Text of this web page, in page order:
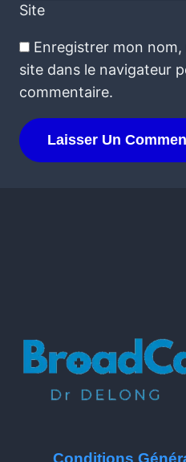
Site
Enregistrer mon
site dans le navigateur
commentaire.
Conditions